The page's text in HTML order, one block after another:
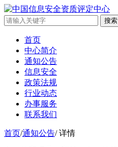
搜索
首页
中心简介
通知公告
信息安全
政策法规
行业动态
办事服务
联系我们
首页/通知公告/详情